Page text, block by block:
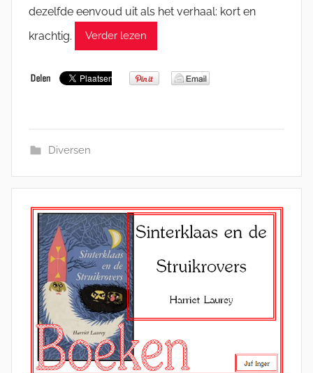
dezelfde eenvoud uit als het verhaal: kort en
krachtig.
Verder lezen
Diversen